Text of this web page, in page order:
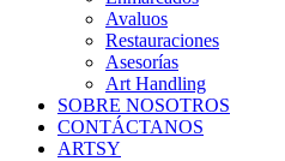
Avaluos
Restauraciones
Asesorías
Art Handling
SOBRE NOSOTROS
CONTÁCTANOS
ARTSY